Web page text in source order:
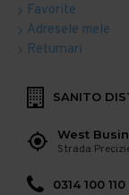
Favorite
Adresele mele
Returnari
SANITO
West
Strada
0314 100 110